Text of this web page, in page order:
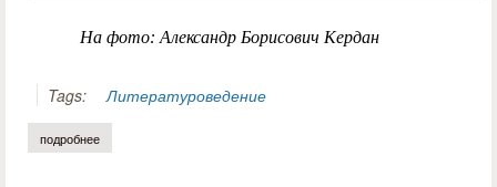
На фото: Александр Борисович Кердан
Tags: Литературоведение
подробнее